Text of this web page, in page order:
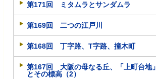
第171回 ミタムラとサンダムラ
第169回 二つの江戸川
第168回 丁字路、T字路、撞木町
第167回 大阪の母なる丘、「上町台地」
とその標高（2）